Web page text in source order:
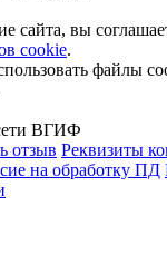
сайта, вы
cookie.
файлы
ВГИФ
отзыв Реквизиты
на обработку ПД